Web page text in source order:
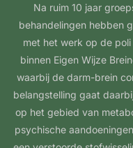
Na ruim 10 jaar
behandelingen hebben
met het werk op de
binnen Eigen Wijze
waarbij de darm-brein
belangstelling gaat
op het gebied van
psychische